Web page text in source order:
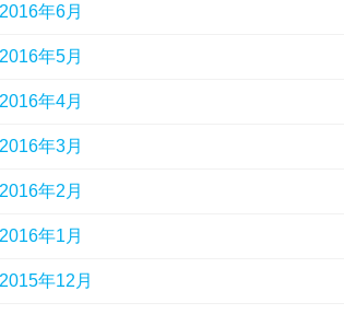
2016年6月
2016年5月
2016年4月
2016年3月
2016年2月
2016年1月
2015年12月